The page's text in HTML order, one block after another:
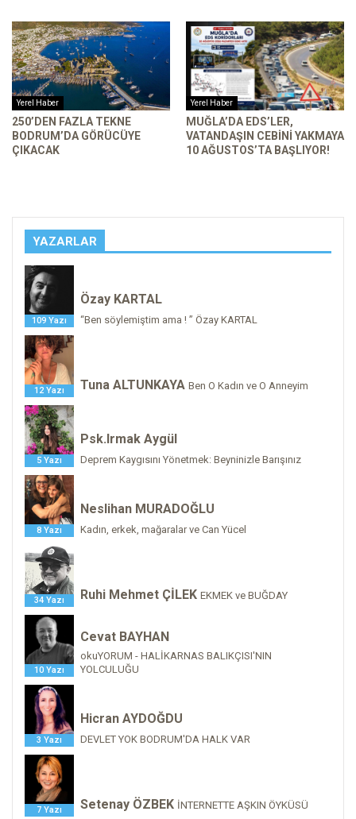
Yerel Haber
250’DEN FAZLA TEKNE
BODRUM’DA GÖRÜCÜYE
ÇIKACAK
Yerel Haber
MUĞLA’DA EDS’LER,
VATANDAŞIN CEBINI YAKMAYA
10 AĞUSTOS’TA BAŞLIYOR!
YAZARLAR
109 Yazı
Özay KARTAL
“Ben söylemiştim ama ! ” Özay KARTAL
12 Yazı Tuna ALTUNKAYA Ben O Kadın ve O Anneyim
5 Yazı
Psk.Irmak Aygül
Deprem Kaygısını Yönetmek: Beyninizle Barışınız
8 Yazı
Neslihan MURADOĞLU
Kadın, erkek, mağaralar ve Can Yücel
34 Yazı Ruhi Mehmet ÇİLEK EKMEK ve BUĞDAY
10 Yazı
Cevat BAYHAN
okuYORUM - HALİKARNAS BALIKÇISI'NIN
YOLCULUĞU
3 Yazı
Hicran AYDOĞDU
DEVLET YOK BODRUM'DA HALK VAR
7 Yazı Setenay ÖZBEK İNTERNETTE AŞKIN ÖYKÜSÜ